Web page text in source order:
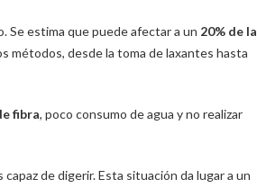
Se estima que puede afectar a un 20% de la
métodos, desde la toma de laxantes hasta
fibra, poco consumo de agua y no realizar
de digerir. Esta situación da lugar a un